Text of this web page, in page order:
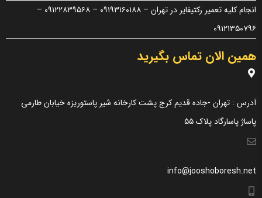
کیفیت ساخت:
کارایی:
امکانات و قابلیت ها:
انجام کلیه تعمیر رکتیفایر در تهران – ۰۹۱۹۳۱۶۰۱۸۸ – ۰۹۱۲۲۸۳۹۵۶۸ –
۰۹۱۲۱۳۵۰۷۹۶
همین الان تماس بگیرید
آدرس : تهران -جاده قدیم کرج پشت کارخانه شیر پاستوریزه خیابان طارمی
پاساژ پاسارگاد پلاک ۵۵
info@jooshoboresh.net